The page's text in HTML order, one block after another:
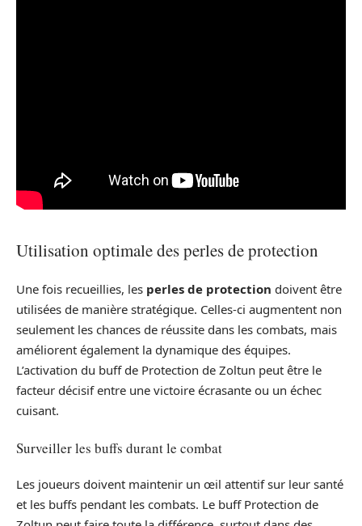
Utilisation optimale des perles de protection
Une fois recueillies, les perles de protection doivent être
utilisées de manière stratégique. Celles-ci augmentent non
seulement les chances de réussite dans les combats, mais
améliorent également la dynamique des équipes.
L’activation du buff de Protection de Zoltun peut être le
facteur décisif entre une victoire écrasante ou un échec
cuisant.
Surveiller les buffs durant le combat
Les joueurs doivent maintenir un œil attentif sur leur santé
et les buffs pendant les combats. Le buff Protection de